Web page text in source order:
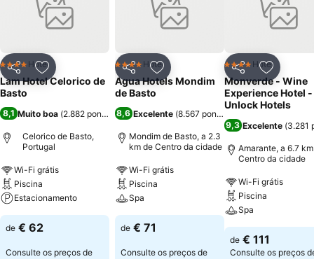
PartilharAdicionar aos favoritos
4 EstrelasHotel
Lam Hotel Celorico de
Basto
8,1 Muito boa (2.882 pontuações)
Celorico de Basto,
Portugal
Wi-Fi grátis
Piscina
Estacionamento
de € 62
Consulte os preços de
PartilharAdicionar aos favoritos
4 EstrelasHotel
Agua Hotels Mondim
de Basto
8,6 Excelente (8.567 pontuações
Mondim de Basto, a 2.3
km de Centro da cidade
Wi-Fi grátis
Piscina
Spa
de € 71
Consulte os preços de
Partilhar
4 EstrelasHotel
Monverde - Wine
Experience Hotel
Unlock Hotels
9,3 Excelente (3.281
Amarante, a 6.7
Centro da cidade
Wi-Fi grátis
Piscina
Spa
de € 111
Consulte os preços